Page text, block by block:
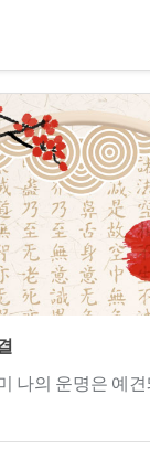
나의 운명은 예